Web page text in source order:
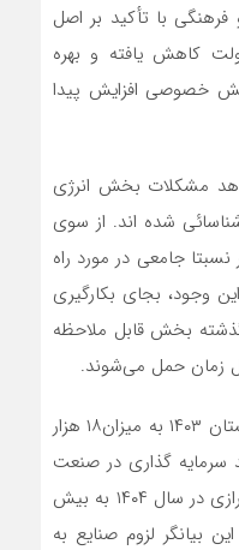
با تأکید بر اصل
کاهش یافته و بهره
خصوصی افزایش پیدا
مشکلات بخش انرژی
شده اند. از سوی
نسبتا جامعی در مورد راه
وجود، بجای بکارگیری
بخش قابل ملاحظه
زمان حمل می‌شوند.
کسری یا ناترازی برق ایران در تابستان ۱۴۰۳ به میزان۱۸ هزار
سرمایه گذاری در صنعت
برق، به احتمال زیاد، این میزان ناترازی در سال ۱۴۰۴ به بیش
این بیانگر لزوم صنایع به